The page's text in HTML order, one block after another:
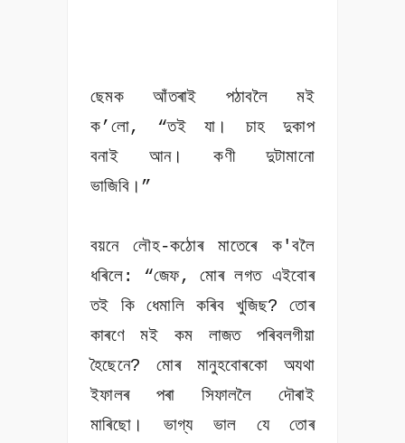
ছেমক আঁতৰাই পঠাবলৈ মই
ক’লো, “তই যা। চাহ দুকাপ
বনাই আন। কণী দুটামানো
ভাজিবি।”
বয়নে লৌহ-কঠোৰ মাতেৰে ক'বলৈ
ধৰিলে: “জেফ, মোৰ লগত এইবোৰ
তই কি ধেমালি কৰিব খুজিছ? তোৰ
কাৰণে মই কম লাজত পৰিবলগীয়া
হৈছেনে? মোৰ মানুহবোৰকো অযথা
ইফালৰ পৰা সিফাললৈ দৌৰাই
মাৰিছো। ভাগ্য ভাল যে তোৰ